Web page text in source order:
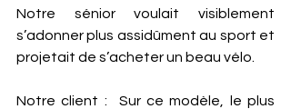
Notre sénior voulait visiblement
s’adonner plus assidûment au sport et
projetait de s’acheter un beau vélo.
Notre client :  Sur ce modèle, le plus